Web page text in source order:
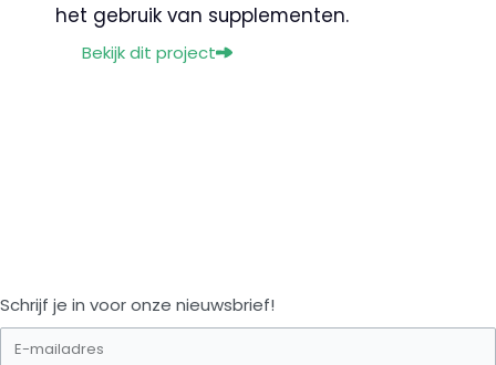
het gebruik van supplementen.
Bekijk dit project
Schrijf je in voor onze nieuwsbrief!